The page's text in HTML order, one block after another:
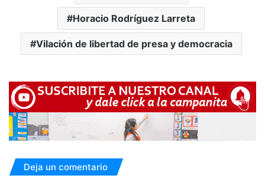
Horacio Rodríguez Larreta
Vilación de libertad de presa y democracia
Deja un comentario